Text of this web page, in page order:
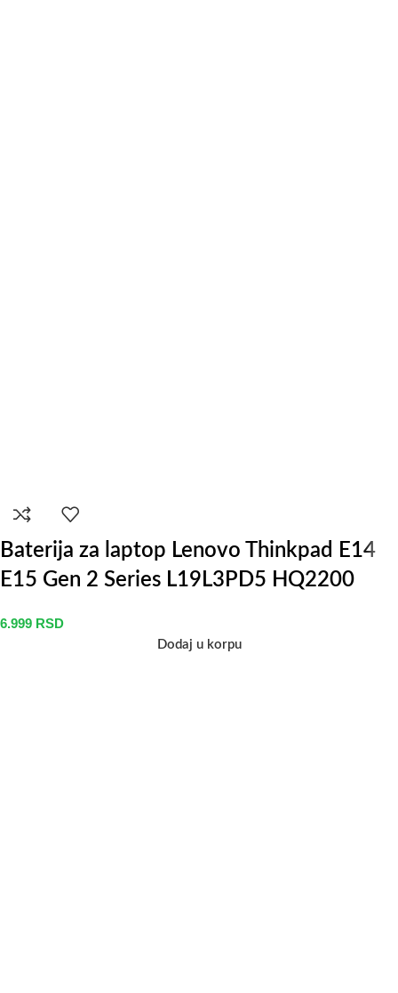
Baterija za laptop Lenovo Thinkpad E14
E15 Gen 2 Series L19L3PD5 HQ2200
6.999 RSD
Dodaj u korpu